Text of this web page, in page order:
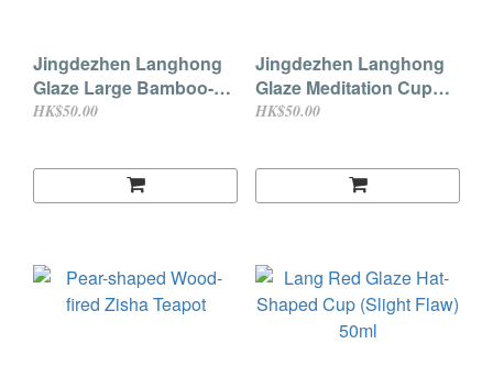
Jingdezhen Langhong
Glaze Large Bamboo-
joint Cup (Minor
HK$50.00
Jingdezhen Langhong
Glaze Meditation Cup
(Minor Imperfection)
HK$50.00